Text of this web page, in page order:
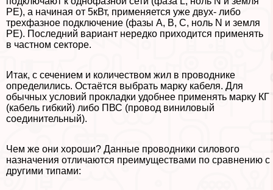
PE), а начиная от 5кВт, применяется уже двух- либо
трехфазное подключение (фазы А, В, С, ноль N и земля
PE). Последний вариант нередко приходится применять
в частном секторе.
Итак, с сечением и количеством жил в проводнике
определились. Остаётся выбрать марку кабеля. Для
обычных условий прокладки удобнее применять марку КГ
(кабель гибкий) либо ПВС (провод виниловый
соединительный).
Чем же они хороши? Данные проводники силового
назначения отличаются преимуществами по сравнению с
другими типами: